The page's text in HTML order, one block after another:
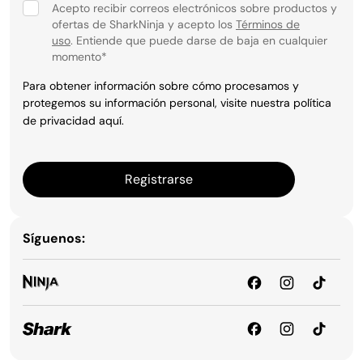
Acepto recibir correos electrónicos sobre productos y
ofertas de SharkNinja y acepto los Términos de
uso. Entiende que puede darse de baja en cualquier
momento*
Para obtener información sobre cómo procesamos y
protegemos su información personal, visite nuestra política
de privacidad aquí.
Registrarse
Síguenos: